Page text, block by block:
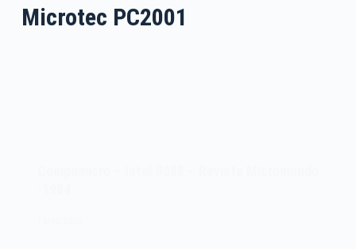
Microtec PC2001